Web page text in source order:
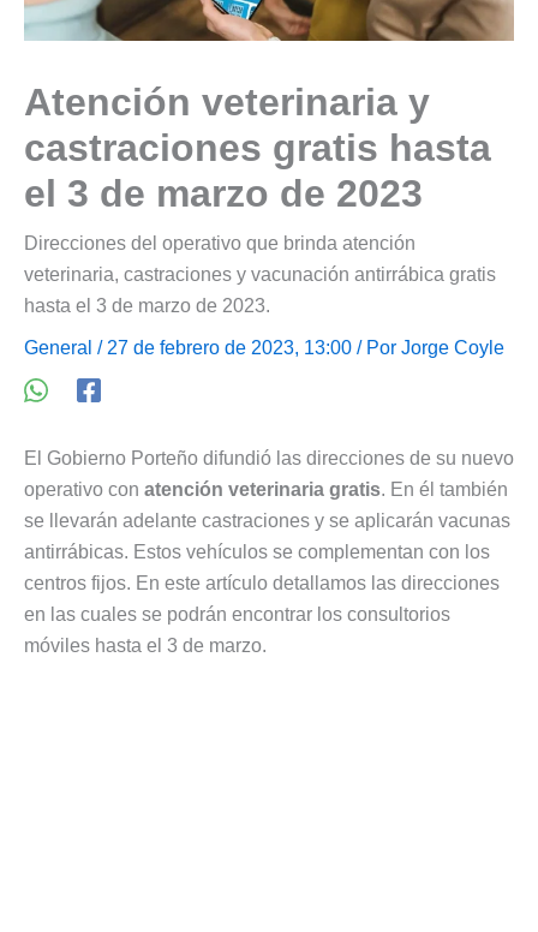
Atención veterinaria y
castraciones gratis hasta
el 3 de marzo de 2023
Direcciones del operativo que brinda atención
veterinaria, castraciones y vacunación antirrábica gratis
hasta el 3 de marzo de 2023.
General / 27 de febrero de 2023, 13:00 / Por Jorge Coyle
El Gobierno Porteño difundió las direcciones de su nuevo
operativo con atención veterinaria gratis. En él también
se llevarán adelante castraciones y se aplicarán vacunas
antirrábicas. Estos vehículos se complementan con los
centros fijos. En este artículo detallamos las direcciones
en las cuales se podrán encontrar los consultorios
móviles hasta el 3 de marzo.